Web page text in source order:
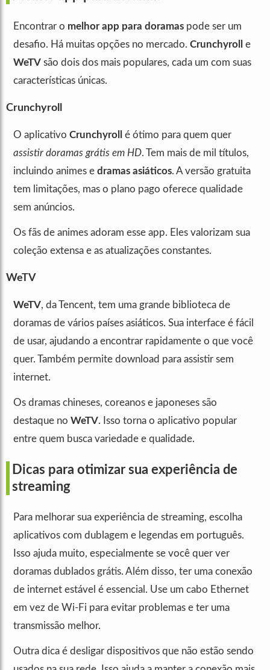
Encontrar o melhor app para doramas pode ser um
desafio. Há muitas opções no mercado. Crunchyroll
e
WeTV são dois dos mais populares, cada um com suas
características únicas.
Crunchyroll
O aplicativo Crunchyroll
é ótimo para quem quer
assistir doramas grátis em HD. Tem mais de mil títulos,
incluindo animes e dramas asiáticos. A versão gratuita
tem limitações, mas o plano pago oferece qualidade
sem anúncios.
Os fãs de animes adoram esse app. Eles valorizam sua
coleção extensa e as atualizações constantes.
WeTV
WeTV, da Tencent, tem uma grande biblioteca de
doramas de vários países asiáticos. Sua interface é fácil
de usar, ajudando a encontrar rapidamente o que você
quer. Também permite download para assistir sem
internet.
Os dramas chineses, coreanos e japoneses são
destaque no WeTV. Isso torna o aplicativo popular
entre quem busca variedade e qualidade.
Dicas para otimizar sua experiência de
streaming
Para melhorar sua experiência de streaming, escolha
aplicativos com dublagem e legendas em português.
Isso ajuda muito, especialmente se você quer ver
doramas dublados grátis. Além disso, ter uma conexão
de internet estável é essencial. Use um cabo Ethernet
em vez de Wi-Fi para evitar problemas e ter uma
transmissão melhor.
Outra dica é desligar dispositivos que não estão sendo